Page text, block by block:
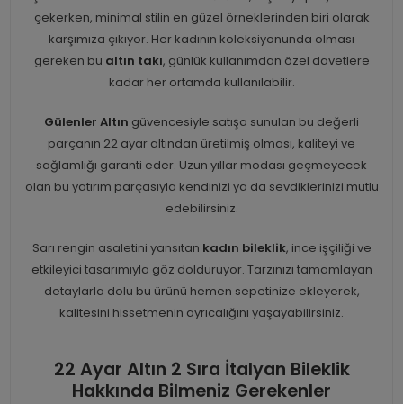
çekerken, minimal stilin en güzel örneklerinden biri olarak
karşımıza çıkıyor. Her kadının koleksiyonunda olması
gereken bu altın takı, günlük kullanımdan özel davetlere
kadar her ortamda kullanılabilir.
Gülenler Altın güvencesiyle satışa sunulan bu değerli
parçanın 22 ayar altından üretilmiş olması, kaliteyi ve
sağlamlığı garanti eder. Uzun yıllar modası geçmeyecek
olan bu yatırım parçasıyla kendinizi ya da sevdiklerinizi mutlu
edebilirsiniz.
Sarı rengin asaletini yansıtan kadın bileklik, ince işçiliği ve
etkileyici tasarımıyla göz dolduruyor. Tarzınızı tamamlayan
detaylarla dolu bu ürünü hemen sepetinize ekleyerek,
kalitesini hissetmenin ayrıcalığını yaşayabilirsiniz.
22 Ayar Altın 2 Sıra İtalyan Bileklik
Hakkında Bilmeniz Gerekenler